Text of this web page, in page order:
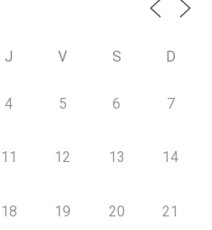
J V S D
4 5 6 7
11 12 13 14
18 19 20 21